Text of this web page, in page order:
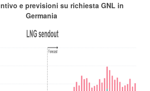
e previsioni su richiesta GNL in
Germania